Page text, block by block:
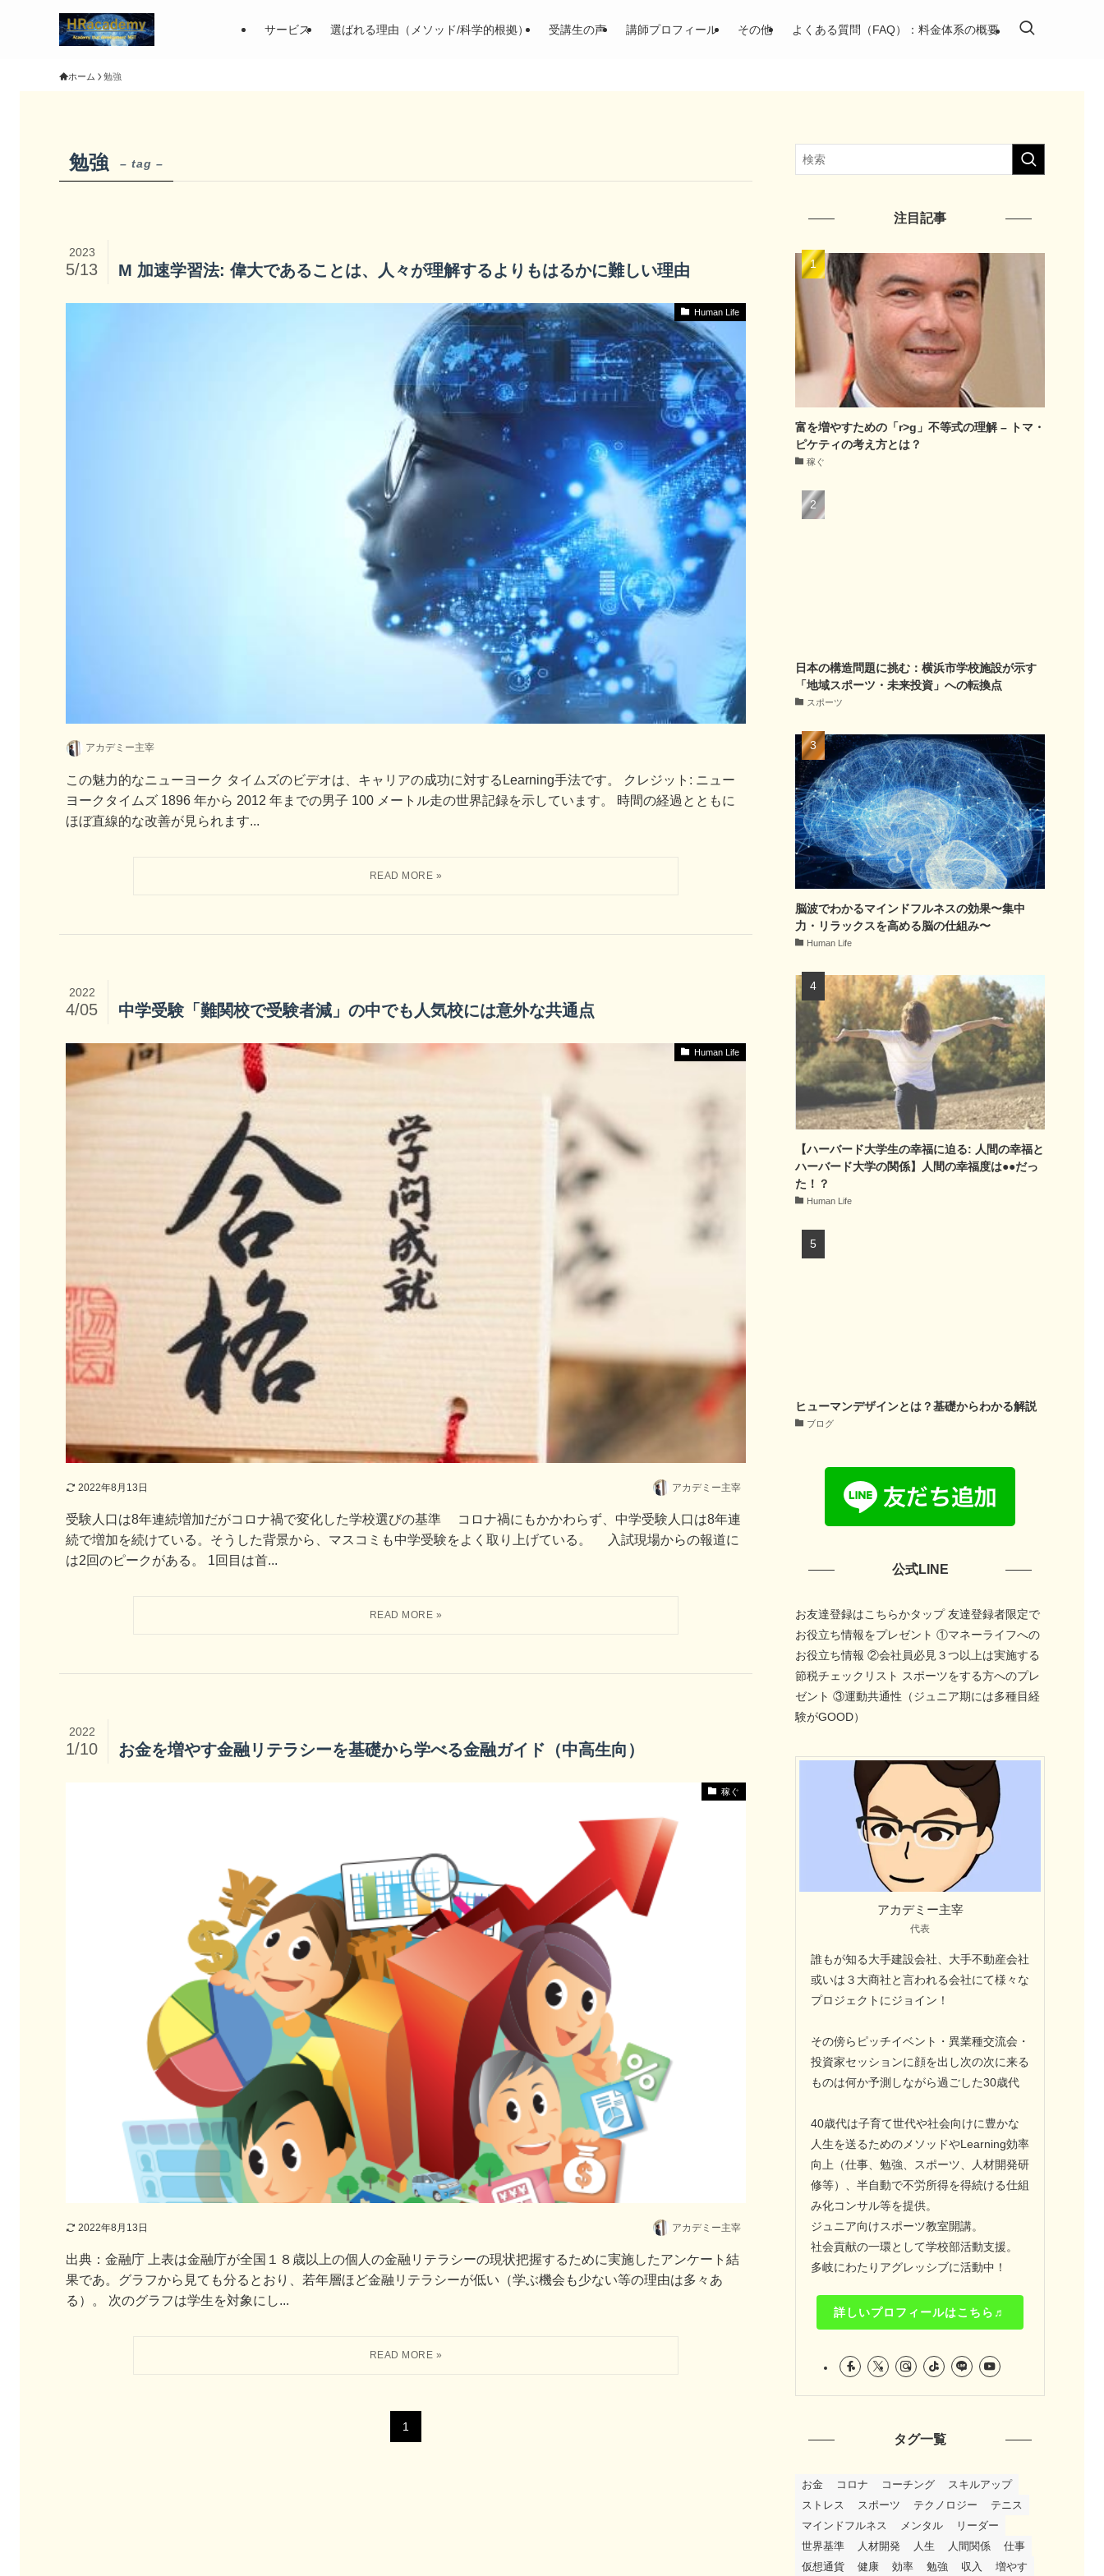
サービス 選ばれる理由（メソッド/科学的根拠） 受講生の声 講師プロフィール その他 よくある質問（FAQ）：料金体系の概要
ホーム 勉強
勉強 – tag –
M 加速学習法: 偉大であることは、人々が理解するよりもはるかに難しい理由
2023
5/13
Human Life
アカデミー主宰
この魅力的なニューヨーク タイムズのビデオは、キャリアの成功に対するLearning手法です。 クレジット: ニュー
ヨークタイムズ 1896 年から 2012 年までの男子 100 メートル走の世界記録を示しています。 時間の経過とともに
ほぼ直線的な改善が見られます...
中学受験「難関校で受験者減」の中でも人気校には意外な共通点
2022
4/05
Human Life
2022年8月13日 アカデミー主宰
受験人口は8年連続増加だがコロナ禍で変化した学校選びの基準 コロナ禍にもかかわらず、中学受験人口は8年連
続で増加を続けている。そうした背景から、マスコミも中学受験をよく取り上げている。 入試現場からの報道に
は2回のピークがある。 1回目は首...
お金を増やす金融リテラシーを基礎から学べる金融ガイド（中高生向）
2022
1/10
稼ぐ
2022年8月13日 アカデミー主宰
出典：金融庁 上表は金融庁が全国１８歳以上の個人の金融リテラシーの現状把握するために実施したアンケート結
果であ。グラフから見ても分るとおり、若年層ほど金融リテラシーが低い（学ぶ機会も少ない等の理由は多々あ
る）。 次のグラフは学生を対象にし...
1
注目記事
富を増やすための「r>g」不等式の理解 – トマ・
ピケティの考え方とは？
稼ぐ
日本の構造問題に挑む：横浜市学校施設が示す
「地域スポーツ・未来投資」への転換点
スポーツ
脳波でわかるマインドフルネスの効果〜集中
力・リラックスを高める脳の仕組み〜
Human Life
【ハーバード大学生の幸福に迫る: 人間の幸福と
ハーバード大学の関係】人間の幸福度は●●だっ
た！？
Human Life
ヒューマンデザインとは？基礎からわかる解説
ブログ
公式LINE
お友達登録はこちらかタップ 友達登録者限定で
お役立ち情報をプレゼント ①マネーライフへの
お役立ち情報 ②会社員必見３つ以上は実施する
節税チェックリスト スポーツをする方へのプレ
ゼント ③運動共通性（ジュニア期には多種目経
験がGOOD）
アカデミー主宰
代表
誰もが知る大手建設会社、大手不動産会社
或いは３大商社と言われる会社にて様々な
プロジェクトにジョイン！
その傍らピッチイベント・異業種交流会・
投資家セッションに顔を出し次の次に来る
ものは何か予測しながら過ごした30歳代
40歳代は子育て世代や社会向けに豊かな
人生を送るためのメソッドやLearning効率
向上（仕事、勉強、スポーツ、人材開発研
修等）、半自動で不労所得を得続ける仕組
み化コンサル等を提供。
ジュニア向けスポーツ教室開講。
社会貢献の一環として学校部活動支援。
多岐にわたりアグレッシブに活動中！
詳しいプロフィールはこちら♬
タグ一覧
お金 コロナ コーチング
スキルアップ
ストレス
スポーツ テクノロジー
テニス
マインドフルネス
メンタル
リーダー
世界基準
人材開発 人生 人間関係
仕事
仮想通貨
健康 効率 勉強 収入 増やす